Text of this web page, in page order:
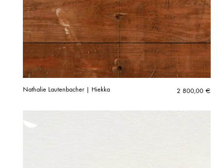
Nathalie Lautenbacher | Hiekka 2 800,00 €